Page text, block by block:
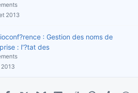
2013
: Gestion des noms de
: l'?tat des